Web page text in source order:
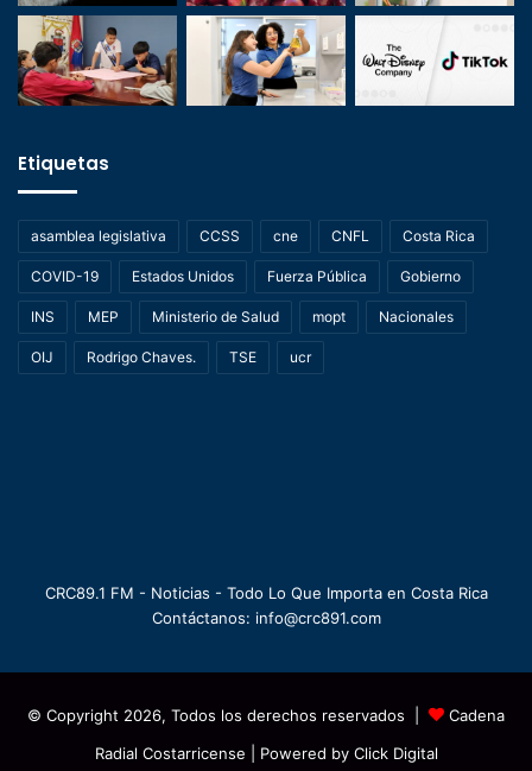
Etiquetas
asamblea legislativa CCSS cne CNFL Costa Rica
COVID-19 Estados Unidos Fuerza Pública Gobierno
INS MEP Ministerio de Salud mopt Nacionales
OIJ Rodrigo Chaves. TSE ucr
CRC89.1 FM - Noticias - Todo Lo Que Importa en Costa Rica
Contáctanos: info@crc891.com
© Copyright 2026, Todos los derechos reservados |
Cadena
Radial Costarricense | Powered by Click Digital